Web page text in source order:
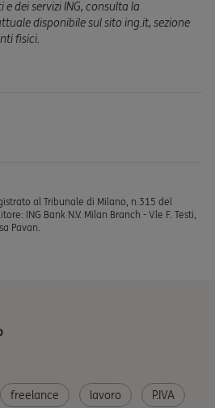
dei servizi ING, consulta la
disponibile sul sito ing.it, sezione
fisici.
al Tribunale di Milano, n.315 del
ING Bank N.V. Milan Branch - V.le F. Testi,
Pavan.
freelance lavoro P.IVA